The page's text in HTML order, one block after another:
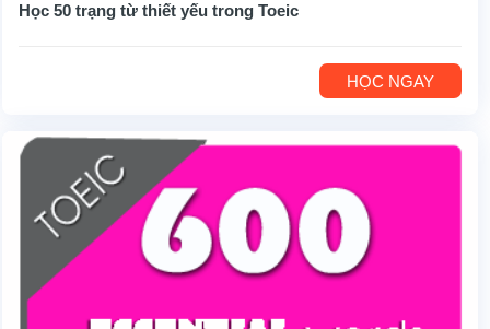
Học 50 trạng từ thiết yếu trong Toeic
HỌC NGAY